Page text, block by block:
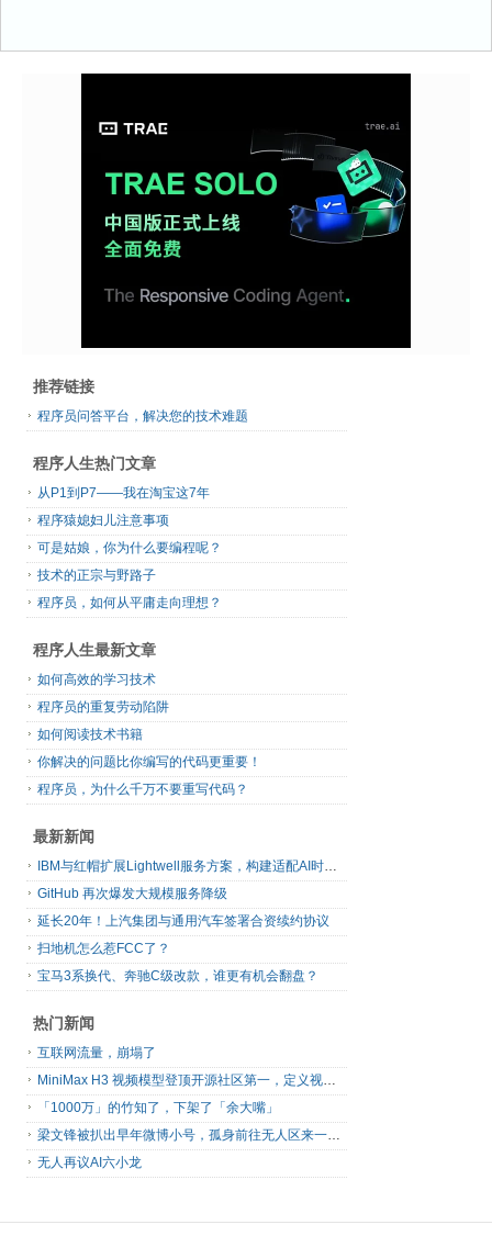
推荐链接
程序员问答平台，解决您的技术难题
程序人生热门文章
从P1到P7——我在淘宝这7年
程序猿媳妇儿注意事项
可是姑娘，你为什么要编程呢？
技术的正宗与野路子
程序员，如何从平庸走向理想？
程序人生最新文章
如何高效的学习技术
程序员的重复劳动陷阱
如何阅读技术书籍
你解决的问题比你编写的代码更重要！
程序员，为什么千万不要重写代码？
最新新闻
IBM与红帽扩展Lightwell服务方案，构建适配AI时代开源生态的可信基础设施
GitHub 再次爆发大规模服务降级
延长20年！上汽集团与通用汽车签署合资续约协议
扫地机怎么惹FCC了？
宝马3系换代、奔驰C级改款，谁更有机会翻盘？
热门新闻
互联网流量，崩塌了
MiniMax H3 视频模型登顶开源社区第一，定义视频模型领域“斩杀线”
「1000万」的竹知了，下架了「余大嘴」
梁文锋被扒出早年微博小号，孤身前往无人区来一场相当 deep 的 seek 旅行
无人再议AI六小龙